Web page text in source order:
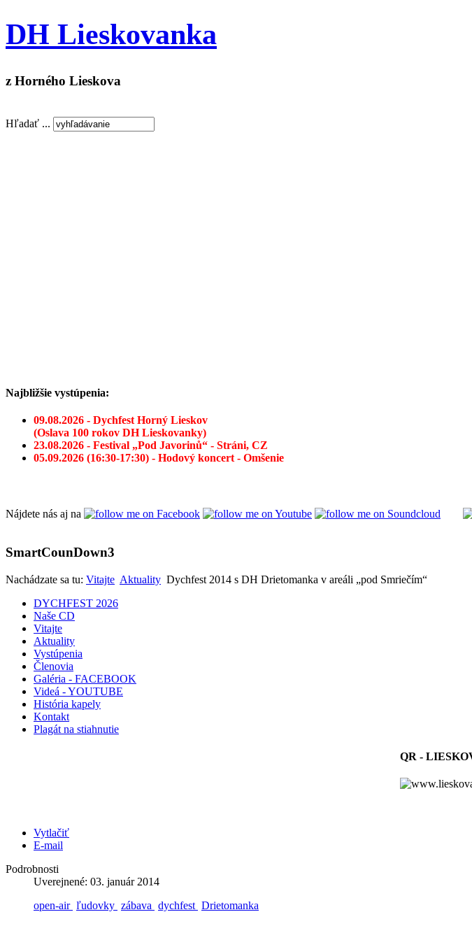
DH Lieskovanka
z Horného Lieskova
Hľadať ...
Najbližšie vystúpenia:
09.08.2026 - Dychfest Horný Lieskov
(Oslava 100 rokov DH Lieskovanky)
23.08.2026 - Festival „Pod Javorinů“ - Stráni, CZ
05.09.2026 (16:30-17:30) - Hodový koncert - Omšenie
Nájdete nás aj na
SmartCounDown3
Nachádzate sa tu: Vitajte Aktuality Dychfest 2014 s DH Drietomanka v areáli „pod Smriečím“
DYCHFEST 2026
Naše CD
Vitajte
Aktuality
Vystúpenia
Členovia
Galéria - FACEBOOK
Videá - YOUTUBE
História kapely
Kontakt
Plagát na stiahnutie
QR -
Vytlačiť
E-mail
Podrobnosti
Uverejnené: 03. január 2014
open-air ľudovky zábava dychfest Drietomanka